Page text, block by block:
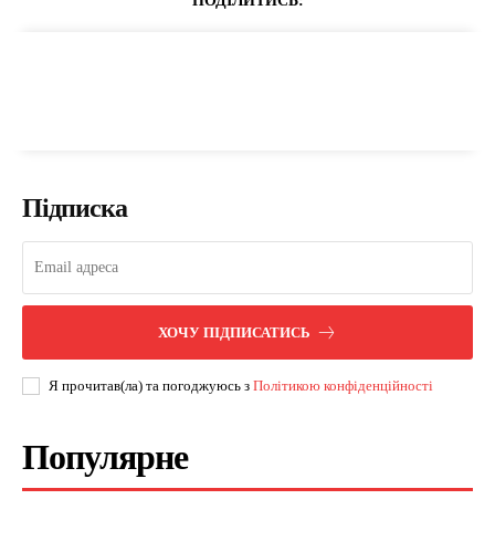
Підписка
ХОЧУ ПІДПИСАТИСЬ
Я прочитав(ла) та погоджуюсь з Політикою конфіденційності
Популярне